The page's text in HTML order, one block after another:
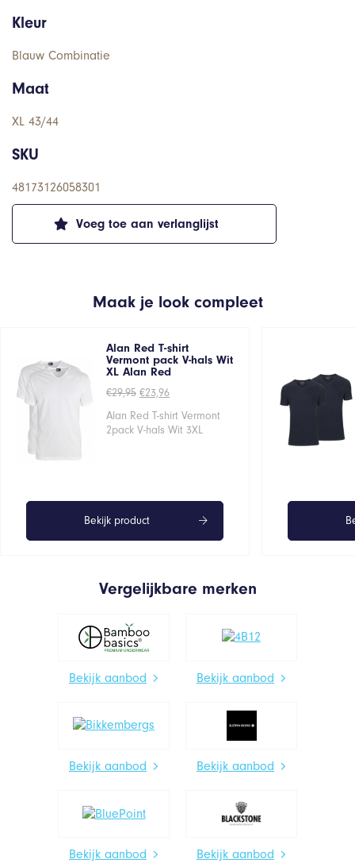
Voeg toe aan verlanglijst
Kleur
Blauw Combinatie
Maat
XL 43/44
SKU
48173126058301
Maak je look compleet
Alan Red T-shirt
Vermont pack V-hals Wit
XL Alan Red
€29,95 Oorspronkelijke
was:
€29,95.
€23,96Huidige
is:
€23,96.
Alan Red T-shirt Vermont
2pack V-hals Wit 3XL
Bekijk product
Vergelijkbare merken
Bekijk aanbod Bekijk aanbod
Bekijk aanbod Bekijk aanbod
Bekijk aanbod Bekijk aanbod